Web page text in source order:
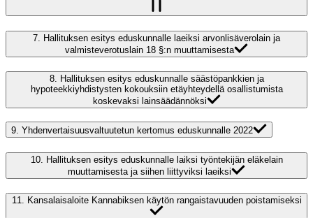
7. Hallituksen esitys eduskunnalle laeiksi arvonlisäverolain ja
valmisteverotuslain 18 §:n muuttamisesta
8. Hallituksen esitys eduskunnalle säästöpankkien ja
hypoteekkiyhdistysten kokouksiin etäyhteydellä osallistumista
koskevaksi lainsäädännöksi
9. Yhdenvertaisuusvaltuutetun kertomus eduskunnalle 2022
10.
Hallituksen esitys eduskunnalle laiksi työntekijän eläkelain
muuttamisesta ja siihen liittyviksi laeiksi
11. Kansalaisaloite Kannabiksen käytön rangaistavuuden poistamiseksi